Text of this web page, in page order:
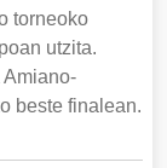
torneoko
utzita.
Amiano-
beste finalean.